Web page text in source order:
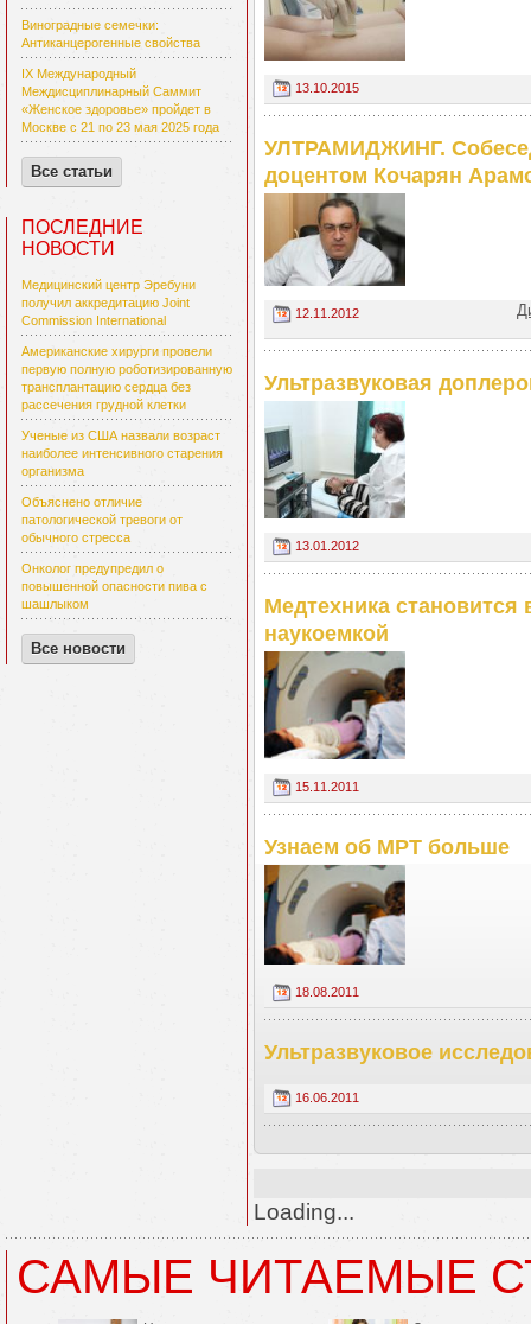
Виноградные семечки:
Антиканцерогенные свойства
IX Международный
Междисциплинарный Саммит
«Женское здоровье» пройдет в
Москве с 21 по 23 мая 2025 года
Все статьи
ПОСЛЕДНИЕ
НОВОСТИ
Медицинский центр Эребуни
получил аккредитацию Joint
Commission International
Американские хирурги провели
первую полную роботизированную
трансплантацию сердца без
рассечения грудной клетки
Ученые из США назвали возраст
наиболее интенсивного старения
организма
Объяснено отличие
патологической тревоги от
обычного стресса
Онколог предупредил о
повышенной опасности пива с
шашлыком
Все новости
13.10.2015
УЛТРАМИДЖИНГ.
доцентом Кочарян
12.11.2012
Ультразвуковая
13.01.2012
Медтехника становится
наукоемкой
15.11.2011
Узнаем об МРТ больше
18.08.2011
Ультразвуковое
16.06.2011
Loading...
САМЫЕ ЧИТАЕМЫЕ